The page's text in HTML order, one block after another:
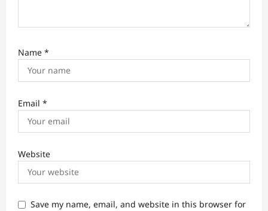
Name *
Email *
Website
Save my name, email, and website in this browser for